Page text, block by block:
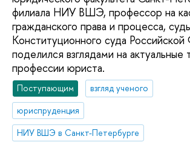
филиала НИУ ВШЭ, профессор на
гражданского права и процесса,
Конституционного суда
поделился взглядами на актуальные
профессии юриста.
Поступающим
взгляд ученого
юриспруденция
НИУ ВШЭ в Санкт-Петербурге